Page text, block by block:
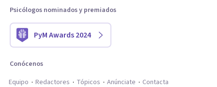
Psicólogos nominados y premiados
PyM Awards 2024
Conócenos
Equipo
Redactores Tópicos Anúnciate Contacta